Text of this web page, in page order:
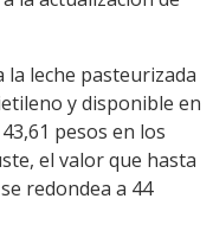
la leche pasteurizada
y disponible en
pesos en los
el valor que hasta
redondea a 44